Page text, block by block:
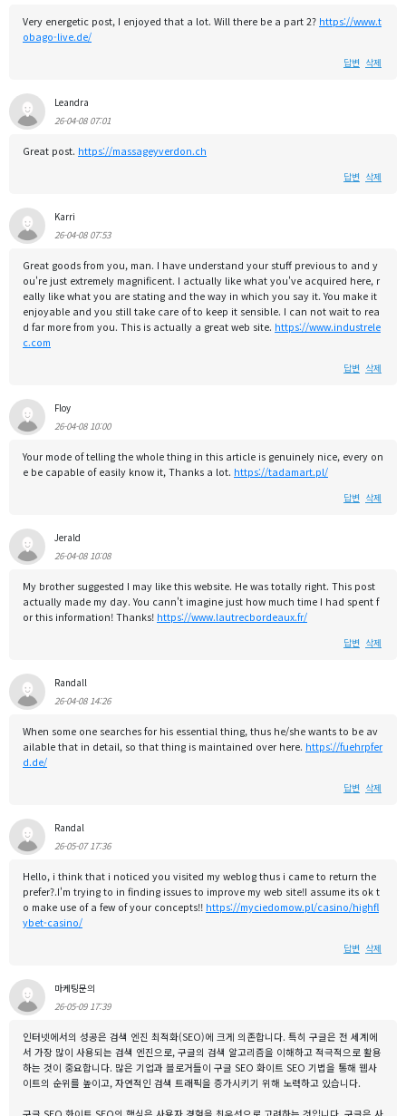
Very energetic post, I enjoyed that a lot. Will there be a part 2? https://www.t
obago-live.de/
답변 삭제
Leandra
26-04-08 07:01
Great post. https://massageyverdon.ch
답변 삭제
Karri
26-04-08 07:53
Great goods from you, man. I have understand your stuff previous to and y
ou're just extremely magnificent. I actually like what you've acquired here, r
eally like what you are stating and the way in which you say it. You make it
enjoyable and you still take care of to keep it sensible. I can not wait to rea
d far more from you. This is actually a great web site. https://www.industrele
c.com
답변 삭제
Floy
26-04-08 10:00
Your mode of telling the whole thing in this article is genuinely nice, every on
e be capable of easily know it, Thanks a lot. https://tadamart.pl/
답변 삭제
Jerald
26-04-08 10:08
My brother suggested I may like this website. He was totally right. This post
actually made my day. You cann't imagine just how much time I had spent f
or this information! Thanks! https://www.lautrecbordeaux.fr/
답변 삭제
Randall
26-04-08 14:26
When some one searches for his essential thing, thus he/she wants to be av
ailable that in detail, so that thing is maintained over here. https://fuehrpfer
d.de/
답변 삭제
Randal
26-05-07 17:36
Hello, i think that i noticed you visited my weblog thus i came to return the
prefer?.I'm trying to in finding issues to improve my web site!I assume its ok t
o make use of a few of your concepts!! https://myciedomow.pl/casino/highfl
ybet-casino/
답변 삭제
마케팅문의
26-05-09 17:39
인터넷에서의 성공은 검색 엔진 최적화(SEO)에 크게 의존합니다. 특히 구글은 전 세계에
서 가장 많이 사용되는 검색 엔진으로, 구글의 검색 알고리즘을 이해하고 적극적으로 활용
하는 것이 중요합니다. 많은 기업과 블로거들이 구글 SEO 화이트 SEO 기법을 통해 웹사
이트의 순위를 높이고, 자연적인 검색 트래픽을 증가시키기 위해 노력하고 있습니다.